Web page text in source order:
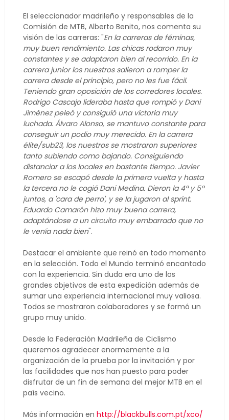
El seleccionador madrileño y responsables de la
Comisión de MTB, Alberto Benito, nos comenta su
visión de las carreras: "En la carreras de féminas,
muy buen rendimiento. Las chicas rodaron muy
constantes y se adaptaron bien al recorrido. En la
carrera junior los nuestros salieron a romper la
carrera desde el principio, pero no les fue fácil.
Teniendo gran oposición de los corredores locales.
Rodrigo Cascajo lideraba hasta que rompió y Dani
Jiménez peleó y consiguió una victoria muy
luchada. Álvaro Alonso, se mantuvo constante para
conseguir un podio muy merecido. En la carrera
élite/sub23, los nuestros se mostraron superiores
tanto subiendo como bajando. Consiguiendo
distanciar a los locales en bastante tiempo. Javier
Romero se escapó desde la primera vuelta y hasta
la tercera no le cogió Dani Medina. Dieron la 4ª y 5ª
juntos, a 'cara de perro', y se la jugaron al sprint.
Eduardo Camarón hizo muy buena carrera,
adaptándose a un circuito muy embarrado que no
le venía nada bien".
Destacar el ambiente que reinó en todo momento
en la selección. Todo el Mundo terminó encantado
con la experiencia. Sin duda era uno de los
grandes objetivos de esta expedición además de
sumar una experiencia internacional muy valiosa.
Todos se mostraron colaboradores y se formó un
grupo muy unido.
Desde la Federación Madrileña de Ciclismo
queremos agradecer enormemente a la
organización de la prueba por la invitación y por
las facilidades que nos han puesto para poder
disfrutar de un fin de semana del mejor MTB en el
país vecino.
Más información en http://blackbulls.com.pt/xco/